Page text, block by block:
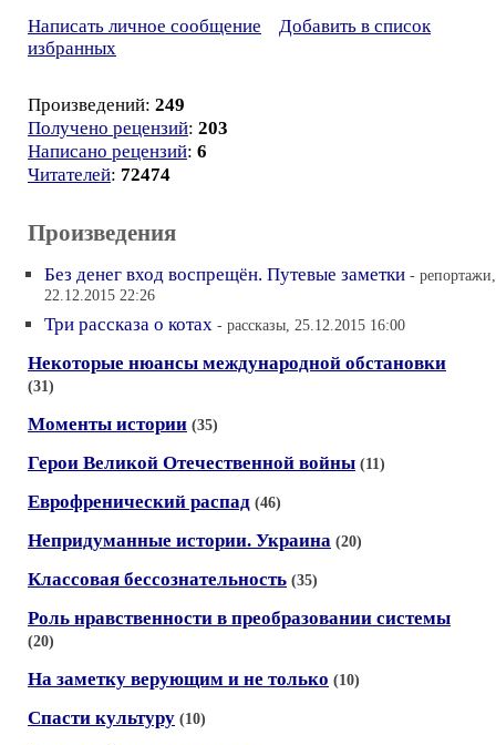
Написать личное сообщение
Добавить в список
избранных
Произведений: 249
Получено рецензий: 203
Написано рецензий: 6
Читателей: 72474
Произведения
Без денег вход воспрещён. Путевые заметки - репортажи,
22.12.2015 22:26
Три рассказа о котах - рассказы, 25.12.2015 16:00
Некоторые нюансы международной обстановки
(31)
Моменты истории (35)
Герои Великой Отечественной войны (11)
Еврофренический распад (46)
Непридуманные истории. Украина (20)
Классовая бессознательность (35)
Роль нравственности в преобразовании системы
(20)
На заметку верующим и не только (10)
Спасти культуру (10)